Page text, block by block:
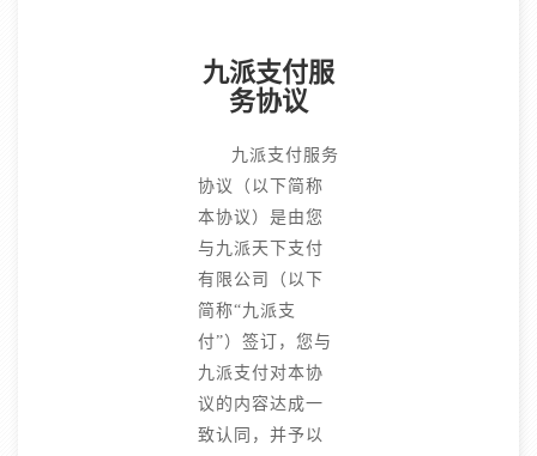
九派支付服
务协议
九派支付服务
协议（以下简称
本协议）是由您
与九派天下支付
有限公司（以下
简称“九派支
付”）签订，您与
九派支付对本协
议的内容达成一
致认同，并予以